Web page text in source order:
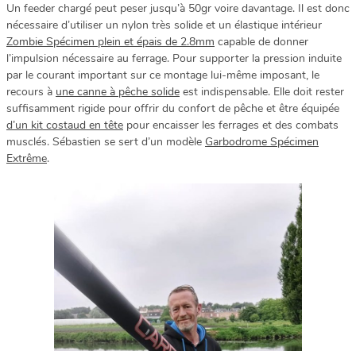
Un feeder chargé peut peser jusqu’à 50gr voire davantage. Il est donc
nécessaire d’utiliser un nylon très solide et un élastique intérieur
Zombie Spécimen plein et épais de 2.8mm capable de donner
l’impulsion nécessaire au ferrage. Pour supporter la pression induite
par le courant important sur ce montage lui-même imposant, le
recours à une canne à pêche solide est indispensable. Elle doit rester
suffisamment rigide pour offrir du confort de pêche et être équipée
d’un kit costaud en tête pour encaisser les ferrages et des combats
musclés. Sébastien se sert d’un modèle Garbodrome Spécimen
Extrême.